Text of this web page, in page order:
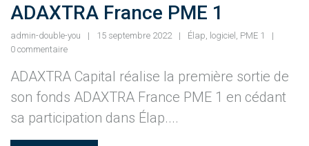
ADAXTRA France PME 1
admin-double-you 15 septembre 2022 Élap logiciel PME 1
0 commentaire
ADAXTRA Capital réalise la première sortie de
son fonds ADAXTRA France PME 1 en cédant
sa participation dans Élap....